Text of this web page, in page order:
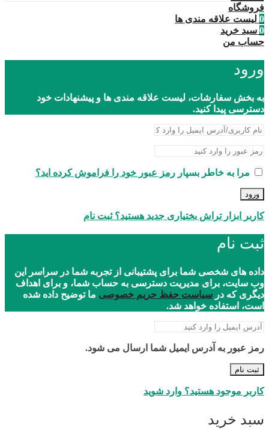
فروشگاه
0 لیست علاقه مندی ها
0 سبد خرید
حساب من
ورود
به بخش سفارشات، لیست علاقه مندی ها و پیشنهادات خود
دسترسی پیدا کنید.
مرا به خاطر بسپار رمز عبور خود را فراموش کرده اید؟
ورود
کاربر ابزار تراش بختیاری جدید هستید؟ ثبت نام
ثبت نام
داده های شخصی شما برای پشتیبانی از تجربه شما در سراسر این
وب سایت، برای مدیریت دسترسی به حساب شما، و برای اهداف
دیگری که در سیاست حفظ حریم خصوصی ما توضیح داده شده
است، استفاده خواهد شد.
رمز عبور به آدرس ایمیل شما ارسال می شود.
ثبت نام
کاربر موجود هستید؟ وارد شوید
سبد خرید